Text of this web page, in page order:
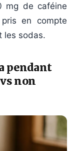
mg de caféine
en compte
les sodas.
pendant
non